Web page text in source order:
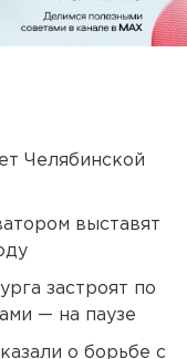
Челябинской
выставят
застроят по
— на паузе
о борьбе с